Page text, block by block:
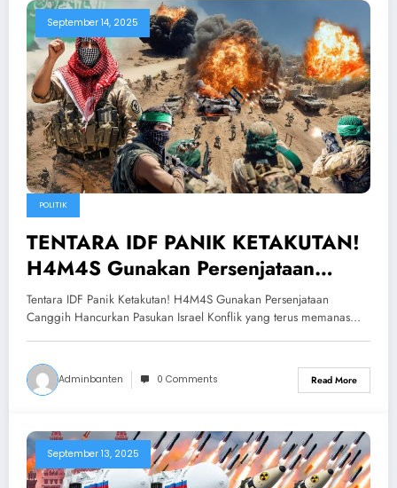
September 14, 2025
POLITIK
TENTARA IDF PANIK KETAKUTAN!
H4M4S Gunakan Persenjataan
Canggih Hancurkan Pasukan Israel
Tentara IDF Panik Ketakutan! H4M4S Gunakan Persenjataan
Canggih Hancurkan Pasukan Israel Konflik yang terus memanas…
Adminbanten 0 Comments Read More
September 13, 2025